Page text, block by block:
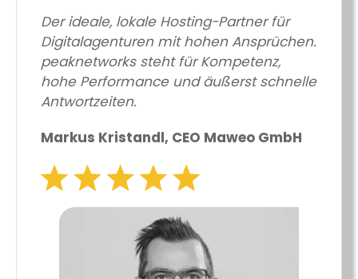
Der ideale, lokale Hosting-Partner für
Digitalagenturen mit hohen Ansprüchen.
peaknetworks steht für Kompetenz,
hohe Performance und äußerst schnelle
Antwortzeiten.
Markus Kristandl, CEO Maweo GmbH